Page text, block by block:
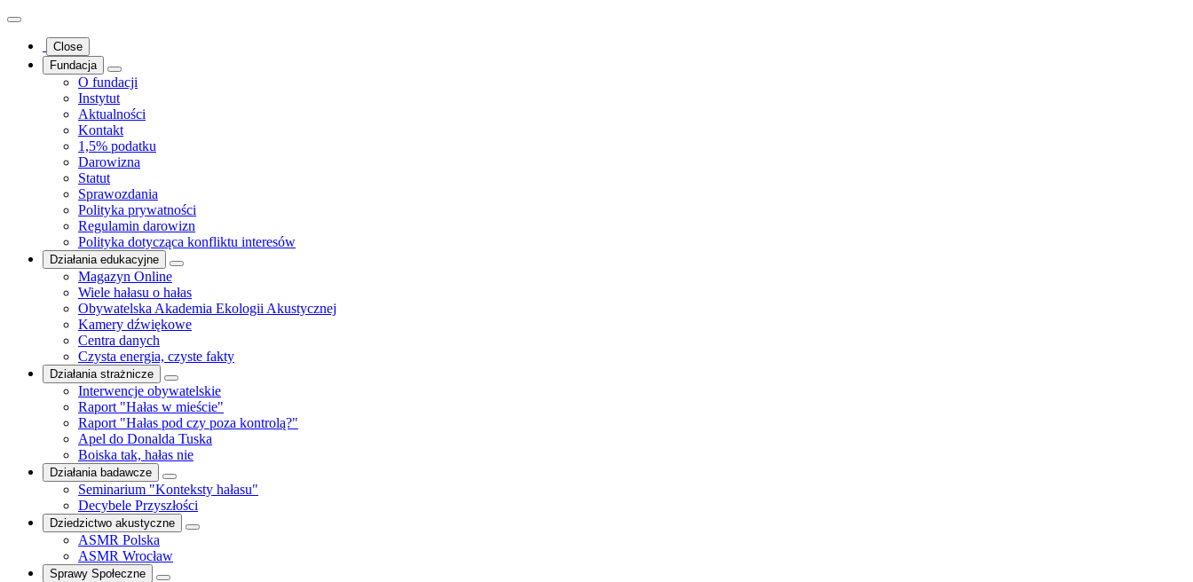
Close
Fundacja
O fundacji
Instytut
Aktualności
Kontakt
1,5% podatku
Darowizna
Statut
Sprawozdania
Polityka prywatności
Regulamin darowizn
Polityka dotycząca konfliktu interesów
Działania edukacyjne
Magazyn Online
Wiele hałasu o hałas
Obywatelska Akademia Ekologii Akustycznej
Kamery dźwiękowe
Centra danych
Czysta energia, czyste fakty
Działania strażnicze
Interwencje obywatelskie
Raport "Hałas w mieście"
Raport "Hałas pod czy poza kontrolą?"
Apel do Donalda Tuska
Boiska tak, hałas nie
Działania badawcze
Seminarium "Konteksty hałasu"
Decybele Przyszłości
Dziedzictwo akustyczne
ASMR Polska
ASMR Wrocław
Sprawy Społeczne